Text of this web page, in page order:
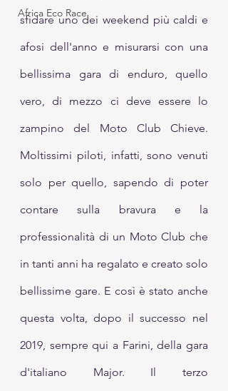
Africa Eco Race
sfidare uno dei weekend più caldi e
afosi dell'anno e misurarsi con una
bellissima gara di enduro, quello
vero, di mezzo ci deve essere lo
zampino del Moto Club Chieve.
Moltissimi piloti, infatti, sono venuti
solo per quello, sapendo di poter
contare sulla bravura e la
professionalità di un Moto Club che
in tanti anni ha regalato e creato solo
bellissime gare. E così è stato anche
questa volta, dopo il successo nel
2019, sempre qui a Farini, della gara
d'italiano Major. Il terzo